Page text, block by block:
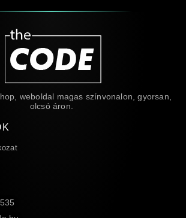
weboldal magas színvonalon, gyorsan,
olcsó áron.